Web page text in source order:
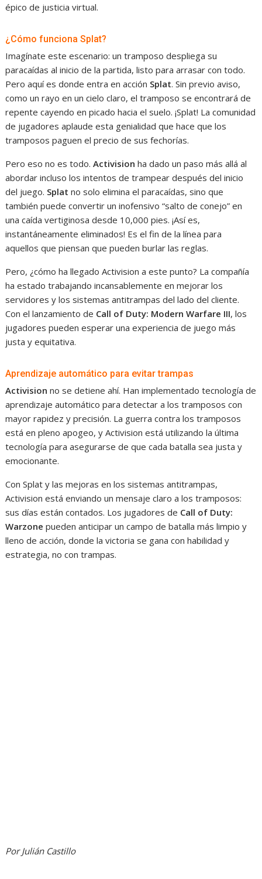
épico de justicia virtual.
¿Cómo funciona Splat?
Imagínate este escenario: un tramposo despliega su
paracaídas al inicio de la partida, listo para arrasar con todo.
Pero aquí es donde entra en acción Splat. Sin previo aviso,
como un rayo en un cielo claro, el tramposo se encontrará de
repente cayendo en picado hacia el suelo. ¡Splat! La comunidad
de jugadores aplaude esta genialidad que hace que los
tramposos paguen el precio de sus fechorías.
Pero eso no es todo.Activision ha dado un paso más allá al
abordar incluso los intentos de trampear después del inicio
del juego. Splat no solo elimina el paracaídas, sino que
también puede convertir un inofensivo “salto de conejo” en
una caída vertiginosa desde 10,000 pies. ¡Así es,
instantáneamente eliminados! Es el fin de la línea para
aquellos que piensan que pueden burlar las reglas.
Pero, ¿cómo ha llegado Activision a este punto? La compañía
ha estado trabajando incansablemente en mejorar los
servidores y los sistemas antitrampas del lado del cliente.
Con el lanzamiento de Call of Duty: Modern Warfare III, los
jugadores pueden esperar una experiencia de juego más
justa y equitativa.
Aprendizaje automático para evitar trampas
Activision no se detiene ahí. Han implementado tecnología de
aprendizaje automático para detectar a los tramposos con
mayor rapidez y precisión. La guerra contra los tramposos
está en pleno apogeo, y Activision está utilizando la última
tecnología para asegurarse de que cada batalla sea justa y
emocionante.
Con Splat y las mejoras en los sistemas antitrampas,
Activision está enviando un mensaje claro a los tramposos:
sus días están contados. Los jugadores de Call of Duty:
Warzone pueden anticipar un campo de batalla más limpio y
lleno de acción, donde la victoria se gana con habilidad y
estrategia, no con trampas.
Por Julián Castillo